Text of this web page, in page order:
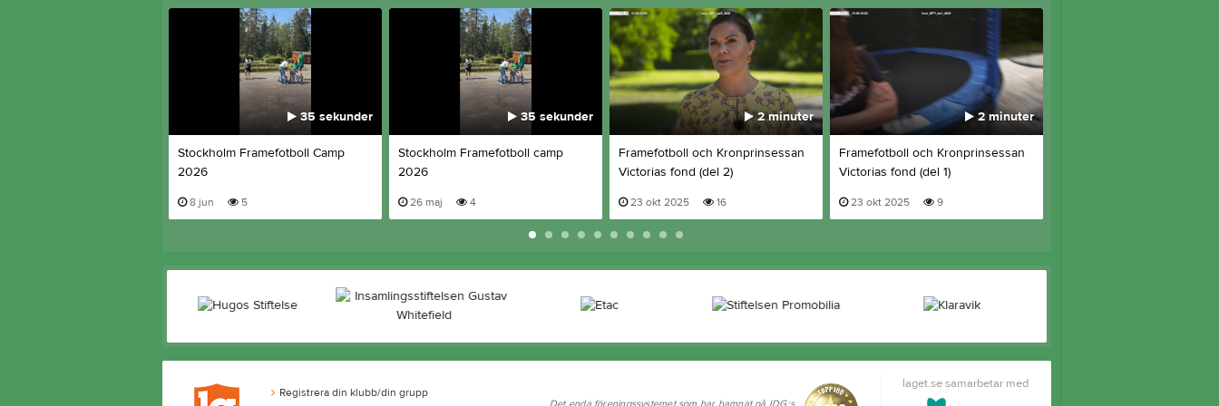
35 sekunder
Stockholm Framefotboll Camp
2026
8 jun 5
35 sekunder
Stockholm Framefotboll camp
2026
26 maj 4
2 minuter
Framefotboll och Kronprinsessan
Victorias fond (del 2)
23 okt 2025 16
2 minuter
Framefotboll och Kronprinsessan
Victorias fond (del 1)
23 okt 2025 9
Registrera din klubb/din grupp
laget.se samarbetar med